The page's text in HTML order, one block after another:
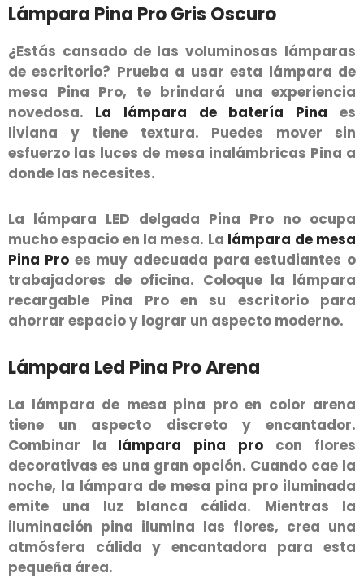
Lámpara Pina Pro Gris Oscuro
¿Estás cansado de las voluminosas lámparas
de escritorio? Prueba a usar esta lámpara de
mesa Pina Pro, te brindará una experiencia
novedosa. La lámpara de batería Pina es
liviana y tiene textura. Puedes mover sin
esfuerzo las luces de mesa inalámbricas Pina a
donde las necesites.
La lámpara LED delgada Pina Pro no ocupa
mucho espacio en la mesa. La lámpara de mesa
Pina Pro es muy adecuada para estudiantes o
trabajadores de oficina. Coloque la lámpara
recargable Pina Pro en su escritorio para
ahorrar espacio y lograr un aspecto moderno.
Lámpara Led Pina Pro Arena
La lámpara de mesa pina pro en color arena
tiene un aspecto discreto y encantador.
Combinar la lámpara pina pro con flores
decorativas es una gran opción. Cuando cae la
noche, la lámpara de mesa pina pro iluminada
emite una luz blanca cálida. Mientras la
iluminación pina ilumina las flores, crea una
atmósfera cálida y encantadora para esta
pequeña área.